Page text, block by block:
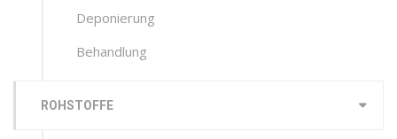
Deponierung
Behandlung
ROHSTOFFE